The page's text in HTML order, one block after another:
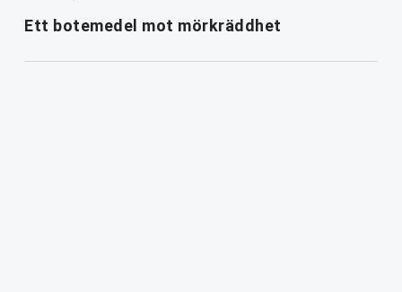
Ett botemedel mot mörkräddhet